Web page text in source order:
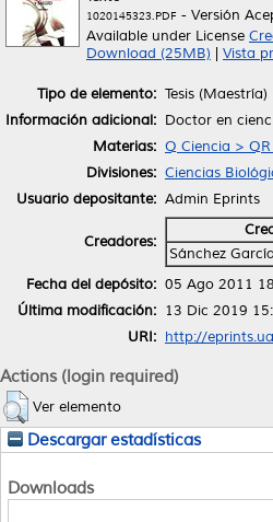
1020145323.PDF - Versión
Available under License
Download (25MB)
Vista
Tipo de elemento: Tesis (Maestría)
Información adicional: Doctor en
Materias: Q Ciencia >
Divisiones: Ciencias
Usuario depositante: Admin Eprints
Creadores:
Sánchez
Fecha del depósito: 05 Ago 2011
Última modificación: 13 Dic 2019
URI: http://
Actions (login required)
Ver elemento
Descargar estadísticas
Downloads